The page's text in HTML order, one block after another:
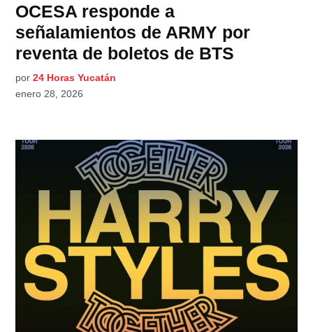
OCESA responde a
señalamientos de ARMY por
reventa de boletos de BTS
por 24 Horas Yucatán
enero 28, 2026